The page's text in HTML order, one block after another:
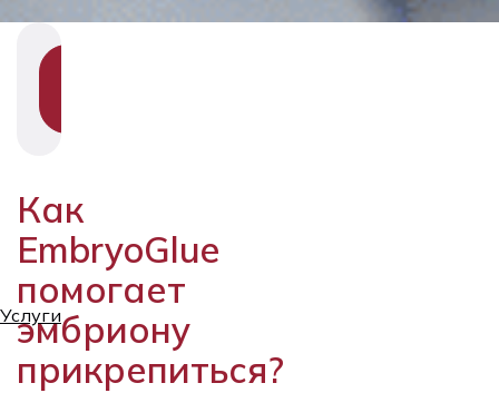
Услуги
Как
EmbryoGlue
помогает
эмбриону
прикрепиться?